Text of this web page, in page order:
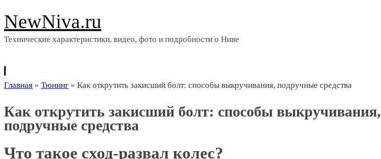
NewNiva.ru
Технические характеристики, видео, фото и подробности о Ниве
Перейти
содержимому
Главная » Тюнинг » Как открутить закисший болт: способы выкручивания, подручные средства
Как открутить закисший болт: способы выкручивания,
подручные средства
Что такое сход-развал колес?